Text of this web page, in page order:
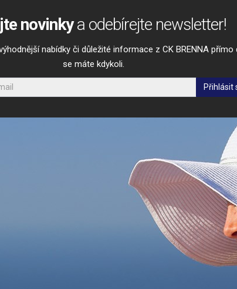
novinkya odebírejte newsletter!
nabídky či důležité informace z CK BRENNA
se máte kdykoli.
Přihlásit